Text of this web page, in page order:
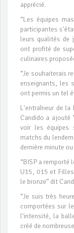
apprécié.
“Les équipes
participantes
leurs qualités de
ont profité de
culinaires
“Je souhaiterais
enseignants, les
ont permis un tel
L'entraîneur de la
Candido a ajouté
voir les équipes
matchs du
dernière minute
“BISP a remporté
U15, 015 et
le bronze” dit
“Je suis très
comportées sur
l'intensité, la
créé de